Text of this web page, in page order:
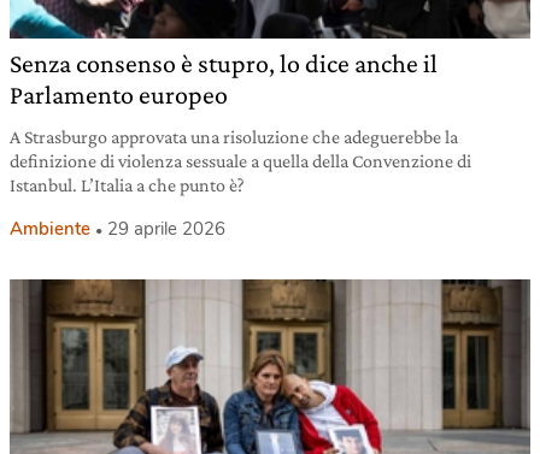
Senza consenso è stupro, lo dice anche il
Parlamento europeo
A Strasburgo approvata una risoluzione che adeguerebbe la
definizione di violenza sessuale a quella della Convenzione di
Istanbul. L’Italia a che punto è?
Ambiente 29 aprile 2026